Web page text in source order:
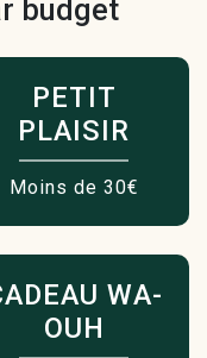
budget
PETIT
PLAISIR
Moins de 30€
WA-
OUH